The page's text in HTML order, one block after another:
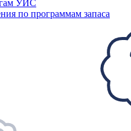
УИС
по программам запаса